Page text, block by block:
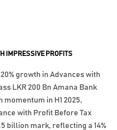
IMPRESSIVE PROFITS
growth in Advances with
LKR 200 Bn Amana Bank
in H1 2025,
with Profit Before Tax
billion mark, reflecting a 14%